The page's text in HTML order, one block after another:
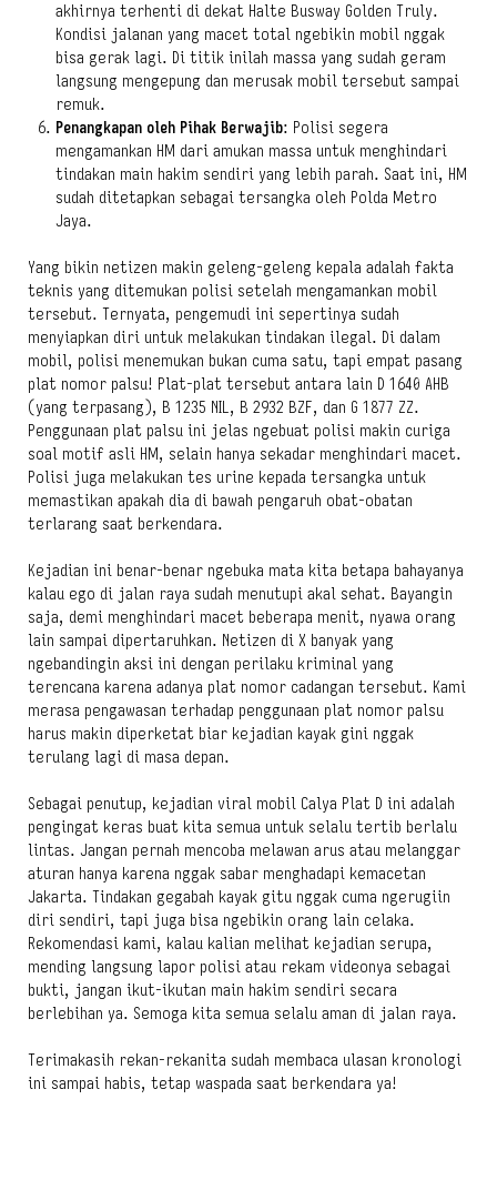
akhirnya terhenti di dekat Halte Busway Golden Truly.
Kondisi jalanan yang macet total ngebikin mobil nggak
bisa gerak lagi. Di titik inilah massa yang sudah geram
langsung mengepung dan merusak mobil tersebut sampai
remuk.
Penangkapan oleh Pihak Berwajib: Polisi segera
mengamankan HM dari amukan massa untuk menghindari
tindakan main hakim sendiri yang lebih parah. Saat ini, HM
sudah ditetapkan sebagai tersangka oleh Polda Metro
Jaya.
Yang bikin netizen makin geleng-geleng kepala adalah fakta
teknis yang ditemukan polisi setelah mengamankan mobil
tersebut. Ternyata, pengemudi ini sepertinya sudah
menyiapkan diri untuk melakukan tindakan ilegal. Di dalam
mobil, polisi menemukan bukan cuma satu, tapi empat pasang
plat nomor palsu! Plat-plat tersebut antara lain D 1640 AHB
(yang terpasang), B 1235 NIL, B 2932 BZF, dan G 1877 ZZ.
Penggunaan plat palsu ini jelas ngebuat polisi makin curiga
soal motif asli HM, selain hanya sekadar menghindari macet.
Polisi juga melakukan tes urine kepada tersangka untuk
memastikan apakah dia di bawah pengaruh obat-obatan
terlarang saat berkendara.
Kejadian ini benar-benar ngebuka mata kita betapa bahayanya
kalau ego di jalan raya sudah menutupi akal sehat. Bayangin
saja, demi menghindari macet beberapa menit, nyawa orang
lain sampai dipertaruhkan. Netizen di X banyak yang
ngebandingin aksi ini dengan perilaku kriminal yang
terencana karena adanya plat nomor cadangan tersebut. Kami
merasa pengawasan terhadap penggunaan plat nomor palsu
harus makin diperketat biar kejadian kayak gini nggak
terulang lagi di masa depan.
Sebagai penutup, kejadian viral mobil Calya Plat D ini adalah
pengingat keras buat kita semua untuk selalu tertib berlalu
lintas. Jangan pernah mencoba melawan arus atau melanggar
aturan hanya karena nggak sabar menghadapi kemacetan
Jakarta. Tindakan gegabah kayak gitu nggak cuma ngerugiin
diri sendiri, tapi juga bisa ngebikin orang lain celaka.
Rekomendasi kami, kalau kalian melihat kejadian serupa,
mending langsung lapor polisi atau rekam videonya sebagai
bukti, jangan ikut-ikutan main hakim sendiri secara
berlebihan ya. Semoga kita semua selalu aman di jalan raya.
Terimakasih rekan-rekanita sudah membaca ulasan kronologi
ini sampai habis, tetap waspada saat berkendara ya!